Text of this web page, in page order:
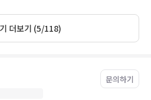
더보기 (5/118)
문의하기